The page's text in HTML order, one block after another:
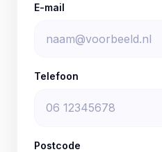
E-mail
Telefoon
Postcode